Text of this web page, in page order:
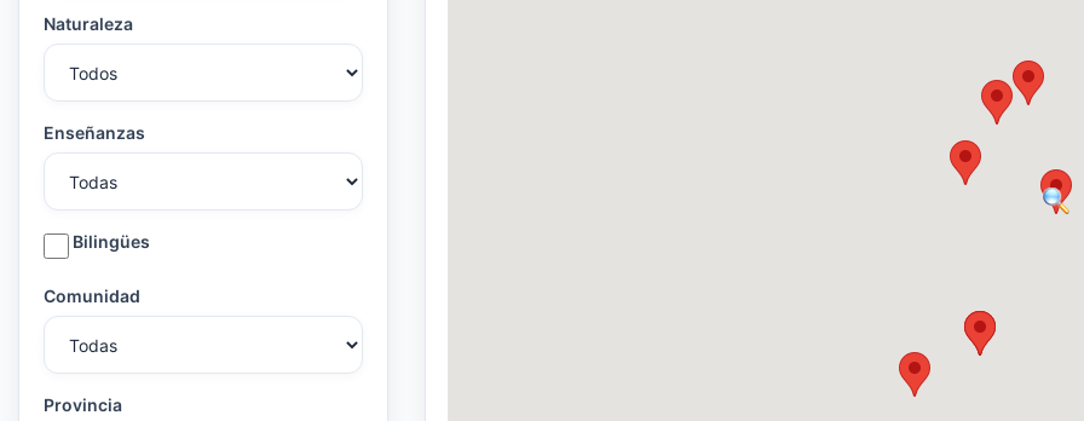
Naturaleza
Enseñanzas
Bilingües
Comunidad
Provincia